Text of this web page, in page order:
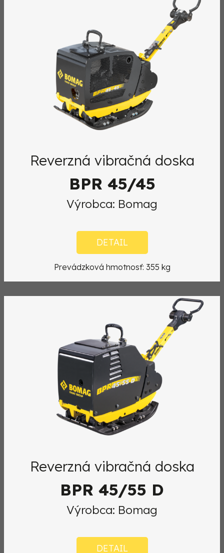
Reverzná vibračná doska
BPR 45/45
Výrobca: Bomag
DETAIL
Prevádzková hmotnosť: 355 kg
Reverzná vibračná doska
BPR 45/55 D
Výrobca: Bomag
DETAIL